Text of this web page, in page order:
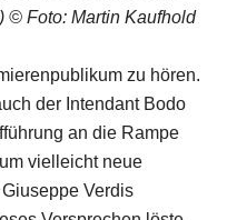
© Foto: Martin Kaufhold
zu hören.
der Intendant Bodo
an die Rampe
vielleicht neue
Verdis